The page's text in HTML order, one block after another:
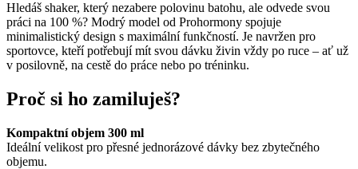
Hledáš shaker, který nezabere polovinu batohu, ale odvede svou
práci na 100 %? Modrý model od Prohormony spojuje
minimalistický design s maximální funkčností. Je navržen pro
sportovce, kteří potřebují mít svou dávku živin vždy po ruce – ať už
v posilovně, na cestě do práce nebo po tréninku.
Proč si ho zamiluješ?
Kompaktní objem 300 ml
Ideální velikost pro přesné jednorázové dávky bez zbytečného
objemu.